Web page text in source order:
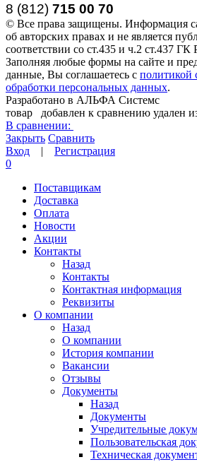
8 (812) 715 00 70
© Все права защищены. Информация
об авторских правах и не является
соответствии со ст.435 и ч.2 ст.437 ГК
Заполняя любые формы на сайте и
данные, Вы соглашаетесь с политикой
обработки персональных данных.
Разработано в АЛЬФА Системс
товар
добавлен к сравнению удален
В сравнении:
Закрыть Сравнить
Вход | Регистрация
0
Поставщикам
Доставка
Оплата
Новости
Акции
Контакты
Назад
Контакты
Контактная информация
Реквизиты
О компании
Назад
О компании
История компании
Вакансии
Отзывы
Документы
Назад
Документы
Учредительные
Пользовательская
Техническая